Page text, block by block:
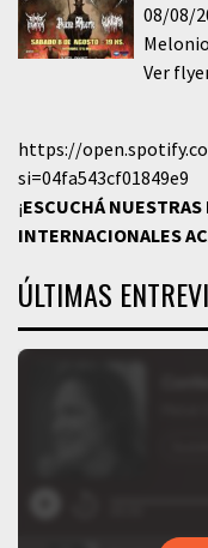
08/08/
Ver
https://
si=04fa543cf01849e9
¡ESCUCHÁ
INTERNACIONALES
ÚLTIMAS